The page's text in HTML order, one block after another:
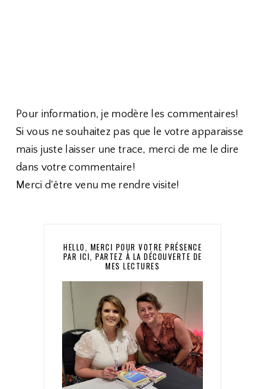
Pour information, je modère les commentaires!
Si vous ne souhaitez pas que le votre apparaisse
mais juste laisser une trace, merci de me le dire
dans votre commentaire!
Merci d'être venu me rendre visite!
HELLO, MERCI POUR VOTRE PRÉSENCE
PAR ICI, PARTEZ À LA DÉCOUVERTE DE
MES LECTURES